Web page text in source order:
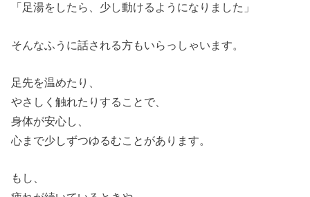
「足湯をしたら、少し動けるようになりました」
そんなふうに話される方もいらっしゃいます。
足先を温めたり、
やさしく触れたりすることで、
身体が安心し、
心まで少しずつゆるむことがあります。
もし、